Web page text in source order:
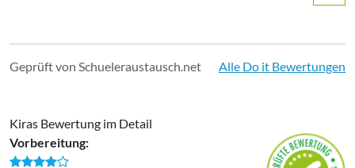
Geprüft von Schueleraustausch.net Alle Do it Bewertungen
Kiras Bewertung im Detail
Vorbereitung: